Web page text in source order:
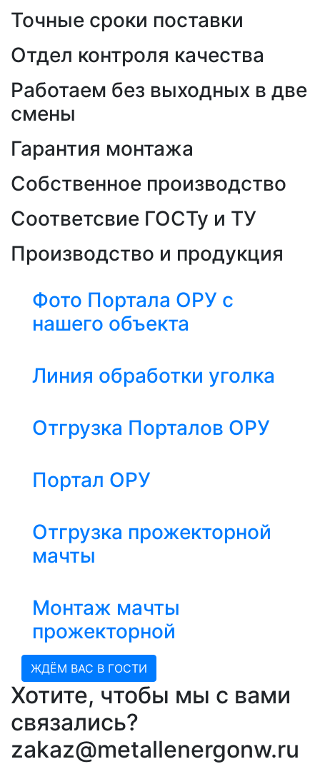
Точные сроки поставки
Отдел контроля качества
Работаем без выходных в две
смены
Гарантия монтажа
Собственное производство
Соответсвие ГОСТу и ТУ
Производство и продукция
Фото Портала ОРУ с
нашего объекта
Линия обработки уголка
Отгрузка Порталов ОРУ
Портал ОРУ
Отгрузка прожекторной
мачты
Монтаж мачты
прожекторной
ЖДЁМ ВАС В ГОСТИ
Хотите, чтобы мы с вами
связались?
zakaz@metallenergonw.ru